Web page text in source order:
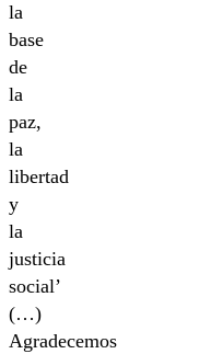
la
base
de
la
paz,
la
libertad
y
la
justicia
social’
(…)
Agradecemos